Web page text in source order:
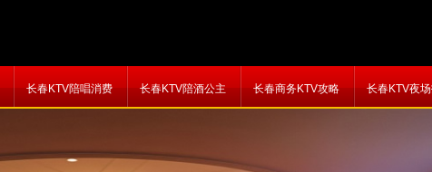
长春KTV陪唱消费 长春KTV陪酒公主 长春商务KTV攻略 长春KTV夜